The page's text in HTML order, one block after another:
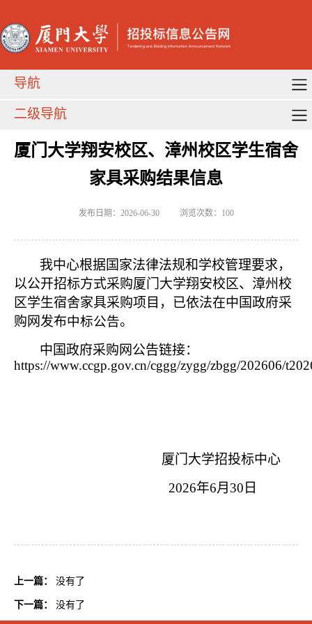
导航
二级导航
厦门大学翔安校区、漳州校区学生宿舍
家具采购结果信息
发布日期：2026-06-30 浏览次数： 100
我中心根据国家法律法规和学校管理要求，
以公开招标方式采购厦门大学翔安校区、漳州校
区学生宿舍家具采购项 目，已依法在中国政府采
购网发布中标公告。
中国政府采购网公告链接：
https://www.ccgp.gov.cn/cggg/zygg/zbgg/202606/
厦门大学招投标中心
2026年6月 30 日
上一篇： 没有了
下一篇： 没有了